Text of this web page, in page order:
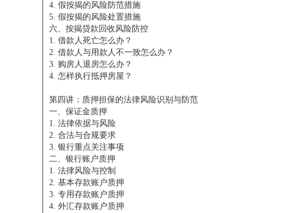
4. 假按揭的风险防范措施
5. 假按揭的风险处置措施
六、按揭贷款回收风险防控
1. 借款人死亡怎么办？
2. 借款人与用款人不一致怎么办？
3. 购房人退房怎么办？
4. 怎样执行抵押房屋？
第四讲：质押担保的法律风险识别与防范
一、保证金质押
1. 法律依据与风险
2. 合法与合规要求
3. 银行重点关注事项
二、银行账户质押
1. 法律风险与控制
2. 基本存款账户质押
3. 专用存款账户质押
4. 外汇存款账户质押